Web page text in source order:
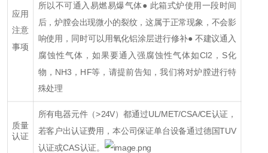
应用
注意
事项
所以不可通入易燃易爆气体● 此箱式炉使用一段时间
后，炉膛会出现微小的裂纹，这属于正常现象，不会影
响使用，同时可以用氧化铝涂层进行修补● 不建议通入
腐蚀性气体，如果要通入强腐蚀性气体如Cl2，S化
物，NH3，HF等，请提前告知，我们将对炉膛进行特
殊处理
质量
认证
所有电器元件（>24V）都通过UL/MET/CSA/CE认证，
若客户出认证费用，本公司保证单台设备通过德国TUV
认证或CAS认证。